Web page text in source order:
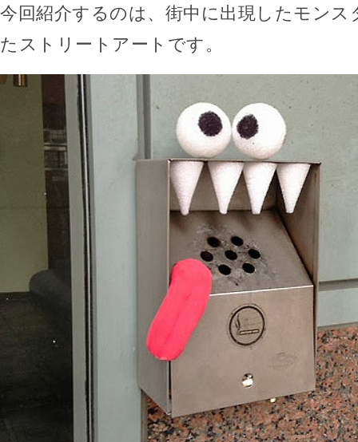
今回紹介するのは、街中に出現したモンス
たストリートアートです。